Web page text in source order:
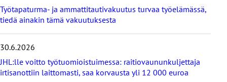
e
t
Työtapaturma- ja ammattitautivakuutus turvaa työelämässä,
tiedä ainakin tämä vakuutuksesta
30.6.2026
JHL:lle voitto työtuomioistuimessa: raitiovaununkuljettaja
irtisanottiin laittomasti, saa korvausta yli 12 000 euroa